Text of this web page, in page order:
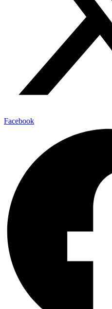
Facebook